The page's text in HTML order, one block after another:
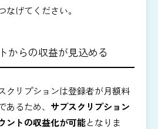
げてください。
からの収益が見込める
クリプションは登録者が月額料
るため、 サブスクリプション
ントの収益化が可能となりま